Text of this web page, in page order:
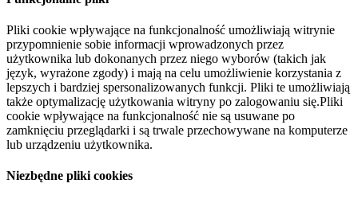
Pliki cookie wpływające na funkcjonalność umożliwiają witrynie
przypomnienie sobie informacji wprowadzonych przez
użytkownika lub dokonanych przez niego wyborów (takich jak
język, wyrażone zgody) i mają na celu umożliwienie korzystania z
lepszych i bardziej spersonalizowanych funkcji. Pliki te umożliwiają
także optymalizację użytkowania witryny po zalogowaniu się.Pliki
cookie wpływające na funkcjonalność nie są usuwane po
zamknięciu przeglądarki i są trwale przechowywane na komputerze
lub urządzeniu użytkownika.
Niezbędne pliki cookies